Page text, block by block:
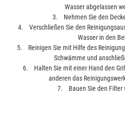
Wasser abgelassen
3. Nehmen Sie den
4. Verschließen Sie den
Wasser in den
5. Reinigen Sie mit Hilfe des
Schwämme und
6. Halten Sie mit einer Hand den
anderen das
7. Bauen Sie den Filter